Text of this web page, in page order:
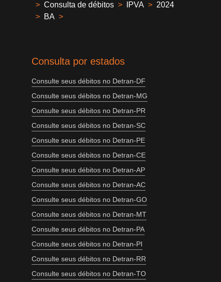
> Consulta de débitos > IPVA > 2024
> BA >
Consulta por estados
Consulte seus débitos no Detran-DF
Consulte seus débitos no Detran-MG
Consulte seus débitos no Detran-PR
Consulte seus débitos no Detran-SC
Consulte seus débitos no Detran-PE
Consulte seus débitos no Detran-CE
Consulte seus débitos no Detran-AP
Consulte seus débitos no Detran-AC
Consulte seus débitos no Detran-GO
Consulte seus débitos no Detran-MT
Consulte seus débitos no Detran-PA
Consulte seus débitos no Detran-PI
Consulte seus débitos no Detran-RR
Consulte seus débitos no Detran-TO